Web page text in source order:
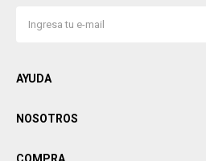
AYUDA
NOSOTROS